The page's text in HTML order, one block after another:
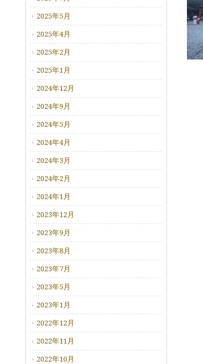
2025年5月
2025年4月
2025年2月
2025年1月
2024年12月
2024年9月
2024年5月
2024年4月
2024年3月
2024年2月
2024年1月
2023年12月
2023年9月
2023年8月
2023年7月
2023年5月
2023年1月
2022年12月
2022年11月
2022年10月